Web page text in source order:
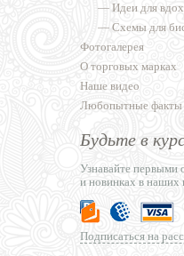
— Идеи для
— Схемы для
Фотогалерея
О торговых марках
Наше видео
Любопытные факты
Будьте в
Узнавайте первыми
и новинках в наших
Подписаться на